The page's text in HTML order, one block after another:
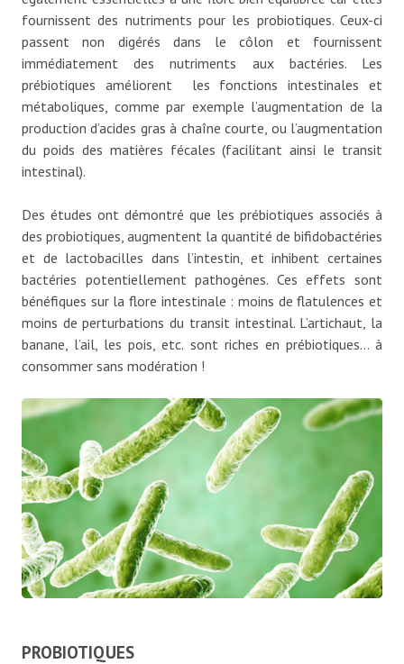
fournissent des nutriments pour les probiotiques. Ceux-ci
passent non digérés dans le côlon et fournissent
immédiatement des nutriments aux bactéries. Les
prébiotiques améliorent les fonctions intestinales et
métaboliques, comme par exemple l’augmentation de la
production d’acides gras à chaîne courte, ou l’augmentation
du poids des matières fécales (facilitant ainsi le transit
intestinal).
Des études ont démontré que les prébiotiques associés à
des probiotiques, augmentent la quantité de bifidobactéries
et de lactobacilles dans l’intestin, et inhibent certaines
bactéries potentiellement pathogènes. Ces effets sont
bénéfiques sur la flore intestinale : moins de flatulences et
moins de perturbations du transit intestinal. L’artichaut, la
banane, l’ail, les pois, etc. sont riches en prébiotiques… à
consommer sans modération !
PROBIOTIQUES